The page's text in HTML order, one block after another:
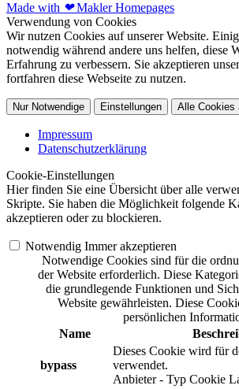
Made with ❤Makler Homepages
Verwendung von Cookies
Wir nutzen Cookies auf unserer Website.
notwendig während andere uns helfen, diese
Erfahrung zu verbessern. Sie akzeptieren
fortfahren diese Webseite zu nutzen.
Nur Notwendige Einstellungen Alle Cookies
Impressum
Datenschutzerklärung
Cookie-Einstellungen
Hier finden Sie eine Übersicht über alle
Skripte. Sie haben die Möglichkeit folgende
akzeptieren oder zu blockieren.
Notwendig Immer akzeptieren
Notwendige Cookies sind für die
der Website erforderlich. Diese
die grundlegende Funktionen und
Website gewährleisten. Diese
persönlichen
Name
bypass
Dieses Cookie wird für
verwendet.
Anbieter - Typ Cookie